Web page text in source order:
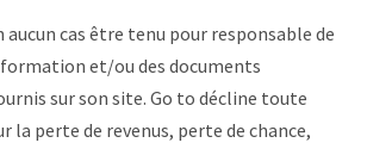
aucun cas être tenu pour responsable de
et/ou des documents
sur son site. Go to décline toute
la perte de revenus, perte de chance,